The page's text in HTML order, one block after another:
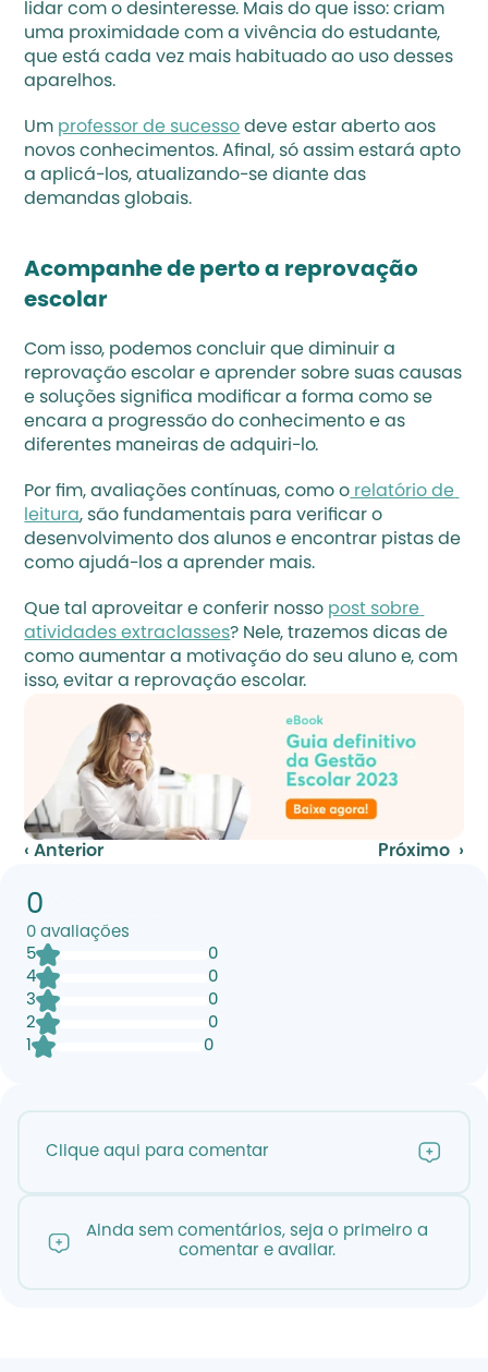
lidar com o desinteresse. Mais do que isso: criam
uma proximidade com a vivência do estudante,
que está cada vez mais habituado ao uso desses
aparelhos.
Um professor de sucesso deve estar aberto aos
novos conhecimentos. Afinal, só assim estará apto
a aplicá-los, atualizando-se diante das
demandas globais.
Acompanhe de perto a reprovação
escolar
Com isso, podemos concluir que diminuir a
reprovação escolar e aprender sobre suas causas
e soluções significa modificar a forma como se
encara a progressão do conhecimento e as
diferentes maneiras de adquiri-lo.
Por fim, avaliações contínuas, como o relatório de
leitura, são fundamentais para verificar o
desenvolvimento dos alunos e encontrar pistas de
como ajudá-los a aprender mais.
Que tal aproveitar e conferir nosso post sobre
atividades extraclasses? Nele, trazemos dicas de
como aumentar a motivação do seu aluno e, com
isso, evitar a reprovação escolar.
‹ Anterior Próximo  ›
0
0 avaliações
5
0
4
0
3
0
2
0
0
Clique aqui para comentar
Ainda sem comentários, seja o primeiro a
comentar e avaliar.